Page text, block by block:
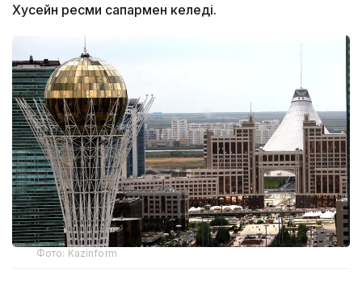
Хусейн ресми сапармен келеді.
Фото: Kazinform